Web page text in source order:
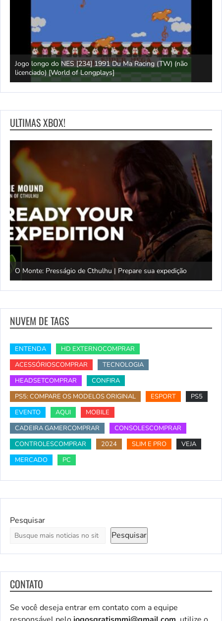
Jogo longo do NES [234] 1991 Du Ma Racing (TW) (não
licenciado) [World of Longplays]
ULTIMAS XBOX!
O Monte: Presságio de Cthulhu | Prepare sua expedição
NUVEM DE TAGS
ENTENDA
HD EXTERNOCOMPRAR
ACESSÓRIOSCOMPRAR
TECNOLOGIA
HEADSETCOMPRAR
CONFIRA
PS5: COMPARE OS MODELOS ORIGINAL
ESPORT
PS5
EVENTO
AQUI
MOBILE
CADEIRA GAMERCOMPRAR
CONSOLESCOMPRAR
CONTROLESCOMPRAR
2024 SLIM E PRO
VEJA
MERCADO
PC
Pesquisar
Pesquisar
CONTATO
Se você deseja entrar em contato com a equipe